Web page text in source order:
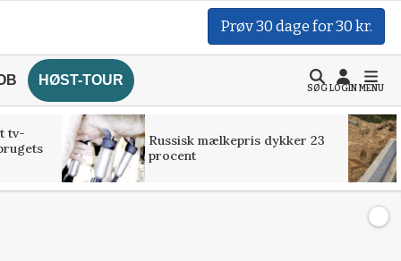
Prøv 30 dage for 30 kr.
HØST-TOUR
SØGLOGINMENU
tv-
Russisk mælkepris dykker 23
procent